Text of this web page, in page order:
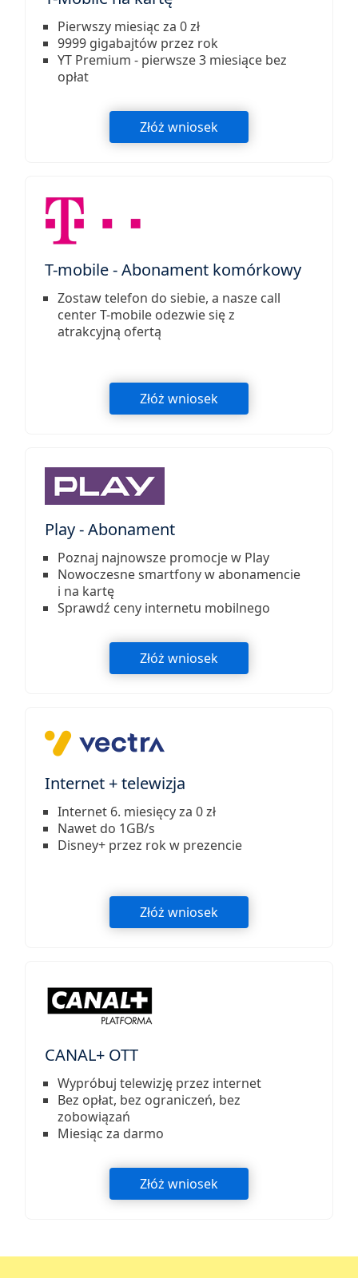
Pierwszy miesiąc za 0 zł
9999 gigabajtów przez rok
YT Premium - pierwsze 3 miesiące bez
opłat
Złóż wniosek
T-mobile - Abonament komórkowy
Zostaw telefon do siebie, a nasze call
center T-mobile odezwie się z
atrakcyjną ofertą
Złóż wniosek
Play - Abonament
Poznaj najnowsze promocje w Play
Nowoczesne smartfony w abonamencie
i na kartę
Sprawdź ceny internetu mobilnego
Złóż wniosek
Internet + telewizja
Internet 6. miesięcy za 0 zł
Nawet do 1GB/s
Disney+ przez rok w prezencie
Złóż wniosek
CANAL+ OTT
Wypróbuj telewizję przez internet
Bez opłat, bez ograniczeń, bez
zobowiązań
Miesiąc za darmo
Złóż wniosek